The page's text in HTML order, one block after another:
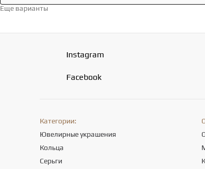
Еще варианты
Instagram
Facebook
Категории:
Ювелирные украшения
Кольца
Серьги